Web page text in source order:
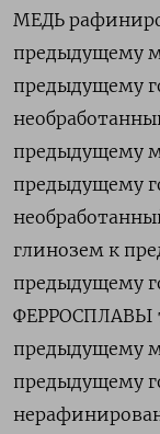
МЕДЬ
предыдущему
предыдущему
предыдущему
предыдущему
глинозем к
предыдущему
ФЕРРОСПЛАВЫ
предыдущему
предыдущему